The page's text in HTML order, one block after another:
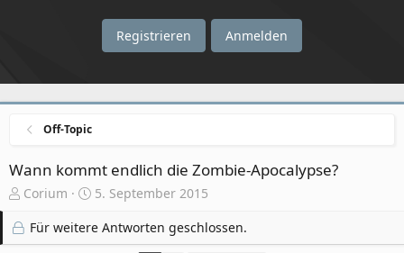
Registrieren Anmelden
Off-Topic
Wann kommt endlich die Zombie-Apocalypse?
E
s
t
Corium
E
s
t
5. September 2015
Für weitere Antworten geschlossen.